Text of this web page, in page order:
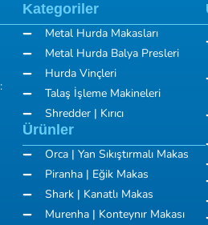
Kategoriler
Metal Hurda Makasları
Metal Hurda Balya Presleri
Hurda Vinçleri
Talaş İşleme Makineleri
Shredder | Kırıcı
Ürünler
Orca | Yan Sıkıştırmalı Makas
Piranha | Eğik Makas
Shark | Kanatlı Makas
Murenha | Konteynır Makası